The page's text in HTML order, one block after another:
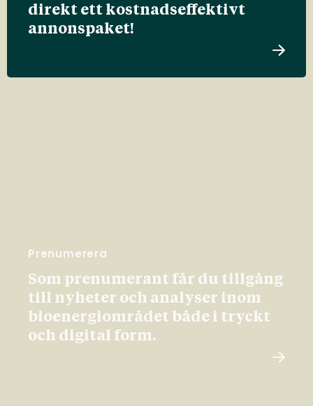
direkt ett kostnadseffektivt
annonspaket!
Prenumerera
Som prenumerant får du tillgång
till nyheter och analyser inom
bioenergiområdet både i tryckt
och digital form.